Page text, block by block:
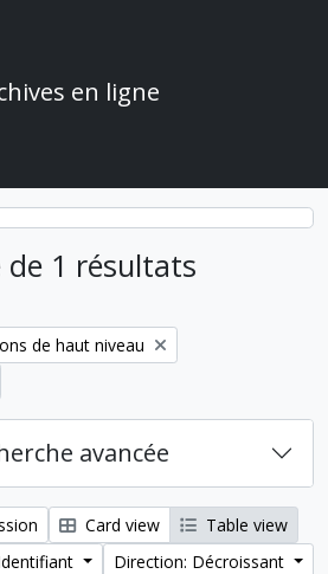
en ligne
de 1 résultats
de haut niveau
avancée
Card view
Table view
Direction: Décroissant